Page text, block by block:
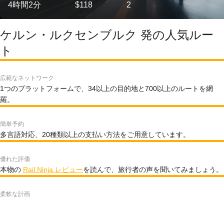
4時間2分 $118 2
ケルン・ルクセンブルク 発の人気ルー
ト
広範なネットワーク
1つのプラットフォームで、34以上の目的地と700以上のルートを網
羅。
簡単予約
多言語対応、20種類以上の支払い方法をご用意しています。
優れた評価
本物の Rail Ninja レビューを読んで、旅行者の声を聞いてみましょう。
柔軟な計画